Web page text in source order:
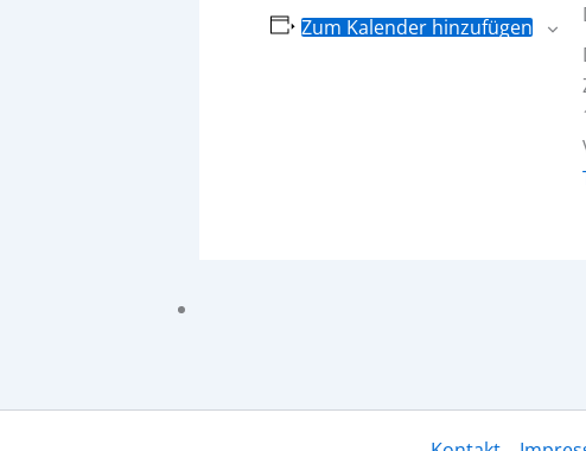
Zum Kalender hinzufügen